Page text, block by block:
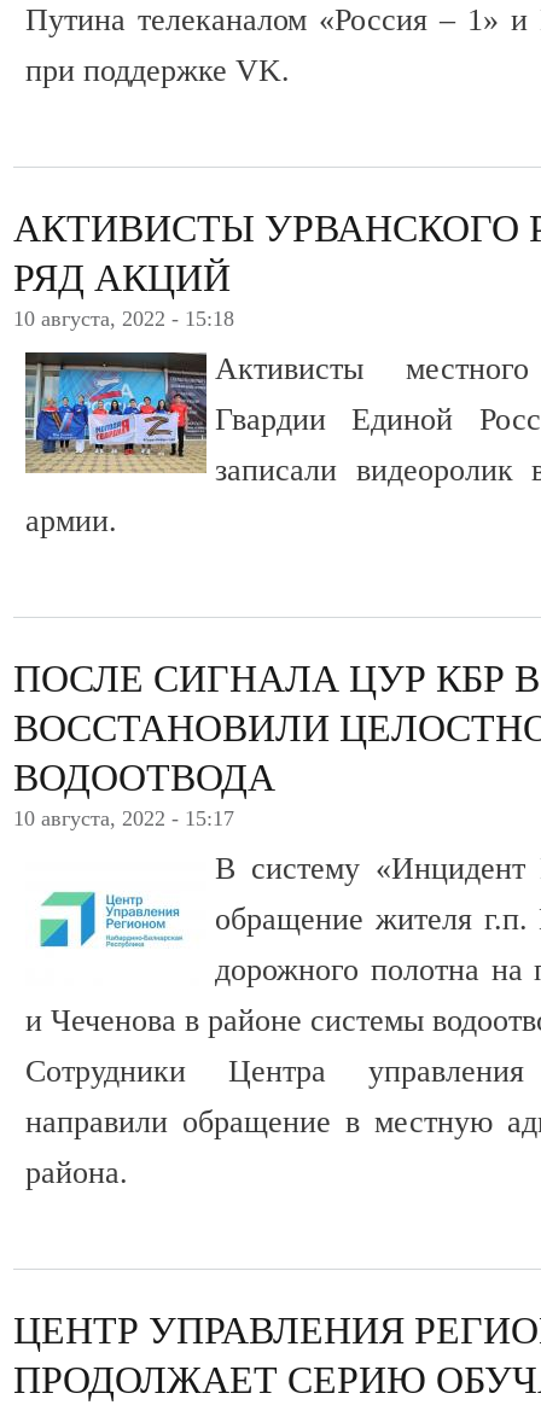
Путина телеканалом «Россия – 1»
при поддержке VK.
АКТИВИСТЫ УРВАНСКОГО
РЯД АКЦИЙ
10 августа, 2022 - 15:18
Активисты
Гвардии Единой
записали видеоролик
армии.
ПОСЛЕ СИГНАЛА ЦУР КБР
ВОССТАНОВИЛИ
ВОДООТВОДА
10 августа, 2022 - 15:17
В систему «Инцидент
обращение жителя
дорожного полотна на
и Чеченова в районе системы
Сотрудники Центра
направили обращение в местную
района.
ЦЕНТР УПРАВЛЕНИЯ
ПРОДОЛЖАЕТ СЕРИЮ